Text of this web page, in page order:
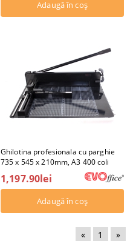
Ghilotina profesionala cu parghie
735 x 545 x 210mm, A3 400 coli
1,197.90lei
« 1 »